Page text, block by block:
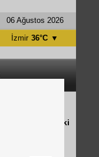
06 Ağustos 2026
İzmir 36°C ▼
artıran mesleki